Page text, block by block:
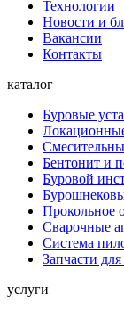
Технологии
Новости и
Вакансии
Контакты
каталог
Буровые
Бентонит и
Буровой
Прокольное
Сварочные
Система
Запчасти
услуги